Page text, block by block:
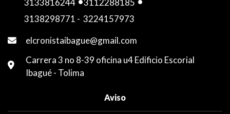
3133816244 -3112288185 -
3138298771 - 3224157973
elcronistaibague@gmail.com
Carrera 3 no 8-39 oficina u4 Edificio Escorial
Ibagué - Tolima
Aviso